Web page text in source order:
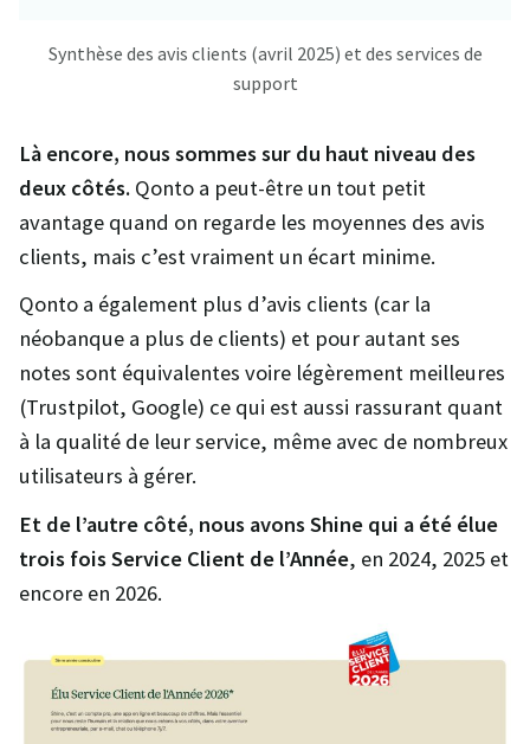
Synthèse des avis clients (avril 2025) et des services de
support
Là encore, nous sommes sur du haut niveau des
deux côtés. Qonto a peut-être un tout petit
avantage quand on regarde les moyennes des avis
clients, mais c’est vraiment un écart minime.
Qonto a également plus d’avis clients (car la
néobanque a plus de clients) et pour autant ses
notes sont équivalentes voire légèrement meilleures
(Trustpilot, Google) ce qui est aussi rassurant quant
à la qualité de leur service, même avec de nombreux
utilisateurs à gérer.
Et de l’autre côté, nous avons Shine qui a été élue
trois fois Service Client de l’Année, en 2024, 2025 et
encore en 2026.